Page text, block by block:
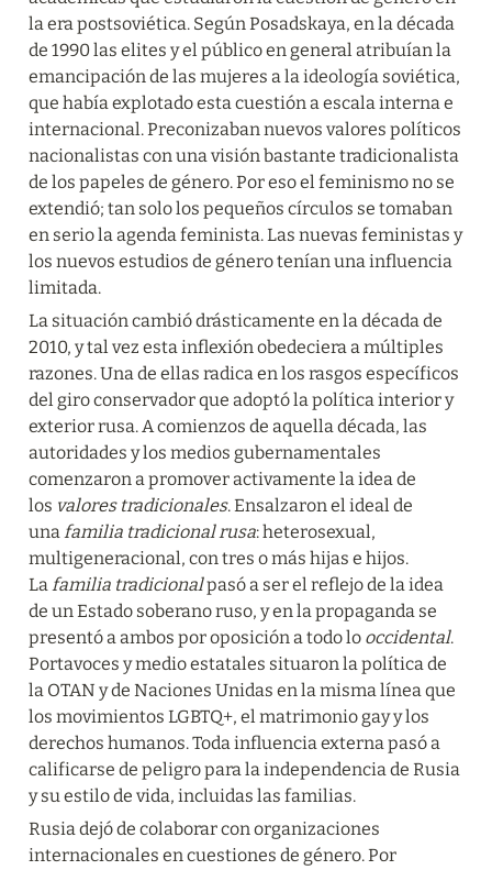
la era postsoviética. Según Posadskaya, en la década
de 1990 las elites y el público en general atribuían la
emancipación de las mujeres a la ideología soviética,
que había explotado esta cuestión a escala interna e
internacional. Preconizaban nuevos valores políticos
nacionalistas con una visión bastante tradicionalista
de los papeles de género. Por eso el feminismo no se
extendió; tan solo los pequeños círculos se tomaban
en serio la agenda feminista. Las nuevas feministas y
los nuevos estudios de género tenían una influencia
limitada.
La situación cambió drásticamente en la década de
2010, y tal vez esta inflexión obedeciera a múltiples
razones. Una de ellas radica en los rasgos específicos
del giro conservador que adoptó la política interior y
exterior rusa. A comienzos de aquella década, las
autoridades y los medios gubernamentales
comenzaron a promover activamente la idea de
los valores tradicionales. Ensalzaron el ideal de
una familia tradicional rusa: heterosexual,
multigeneracional, con tres o más hijas e hijos.
La familia tradicional pasó a ser el reflejo de la idea
de un Estado soberano ruso, y en la propaganda se
presentó a ambos por oposición a todo lo occidental.
Portavoces y medio estatales situaron la política de
la OTAN y de Naciones Unidas en la misma línea que
los movimientos LGBTQ+, el matrimonio gay y los
derechos humanos. Toda influencia externa pasó a
calificarse de peligro para la independencia de Rusia
y su estilo de vida, incluidas las familias.
Rusia dejó de colaborar con organizaciones
internacionales en cuestiones de género. Por